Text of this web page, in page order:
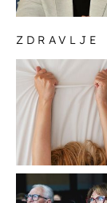
ZDRAVLJE